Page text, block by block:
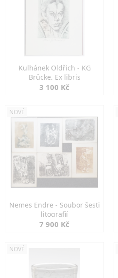
Kulhánek Oldřich - KG
Brücke, Ex libris
3 100 Kč
NOVÉ
Nemes Endre - Soubor šesti
litografií
7 900 Kč
NOVÉ